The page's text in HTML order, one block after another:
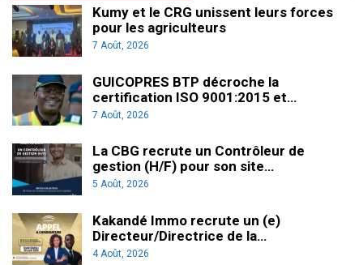
Kumy et le CRG unissent leurs forces
pour les agriculteurs
7 Août, 2026
GUICOPRES BTP décroche la
certification ISO 9001:2015 et…
7 Août, 2026
La CBG recrute un Contrôleur de
gestion (H/F) pour son site…
5 Août, 2026
Kakandé Immo recrute un (e)
Directeur/Directrice de la…
4 Août, 2026